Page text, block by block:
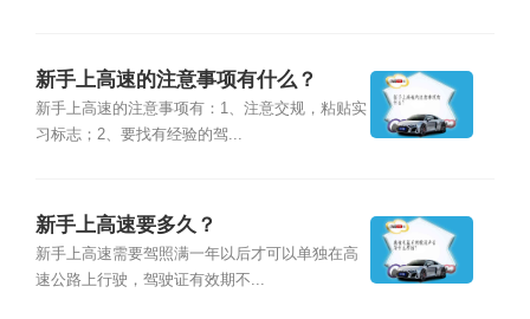
新手上高速的注意事项有什么？
新手上高速的注意事项有：1、注意交规，粘贴实
习标志；2、要找有经验的驾...
新手上高速要多久？
新手上高速需要驾照满一年以后才可以单独在高
速公路上行驶，驾驶证有效期不...